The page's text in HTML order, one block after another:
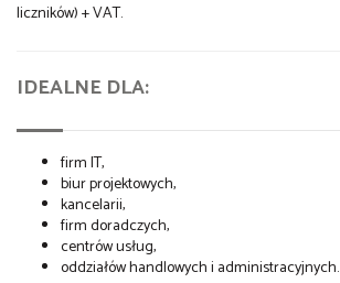
liczników) + VAT.
IDEALNE DLA:
firm IT,
biur projektowych,
kancelarii,
firm doradczych,
centrów usług,
oddziałów handlowych i administracyjnych.